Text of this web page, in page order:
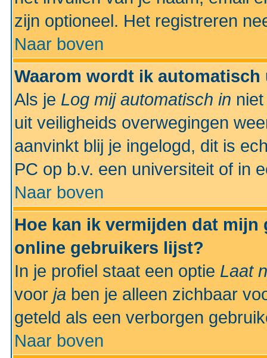
zijn optioneel. Het registreren
Naar boven
Waarom wordt ik
Als je Log mij automatisch in
uit veiligheids overwegingen
aanvinkt blij je ingelogd, dit is
PC op b.v. een universiteit of in
Naar boven
Hoe kan ik vermijden dat
online gebruikers lijst?
In je profiel staat een optie Laat
voor ja ben je alleen zichbaar
geteld als een verborgen
Naar boven